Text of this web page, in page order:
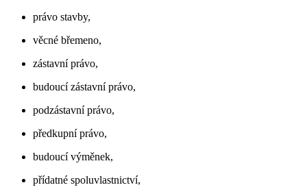
právo stavby,
věcné břemeno,
zástavní právo,
budoucí zástavní právo,
podzástavní právo,
předkupní právo,
budoucí výměnek,
přídatné spoluvlastnictví,